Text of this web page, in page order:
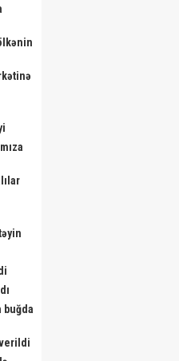
buğda